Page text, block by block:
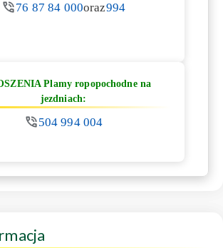
76 87 84 000oraz994
Plamy ropopochodne na
jezdniach:
504 994 004